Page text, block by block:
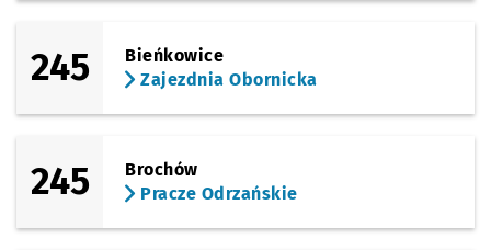
245
Bieńkowice
Zajezdnia Obornicka
245
Brochów
Pracze Odrzańskie